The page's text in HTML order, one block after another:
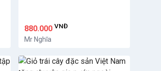
880.000 VNĐ
Mr Nghĩa